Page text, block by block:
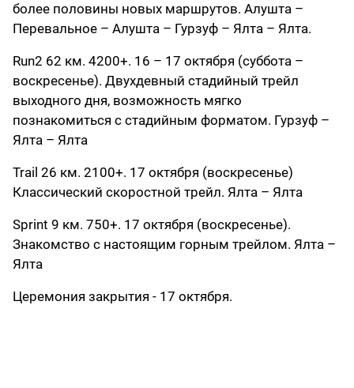
более половины новых маршрутов. Алушта –
Перевальное – Алушта – Гурзуф – Ялта – Ялта.
Run2 62 км. 4200+. 16 – 17 октября (суббота –
воскресенье). Двухдевный стадийный трейл
выходного дня, возможность мягко
познакомиться с стадийным форматом. Гурзуф –
Ялта – Ялта
Trail 26 км. 2100+. 17 октября (воскресенье)
Классический скоростной трейл. Ялта – Ялта
Sprint 9 км. 750+. 17 октября (воскресенье).
Знакомство с настоящим горным трейлом. Ялта –
Ялта
Церемония закрытия - 17 октября.